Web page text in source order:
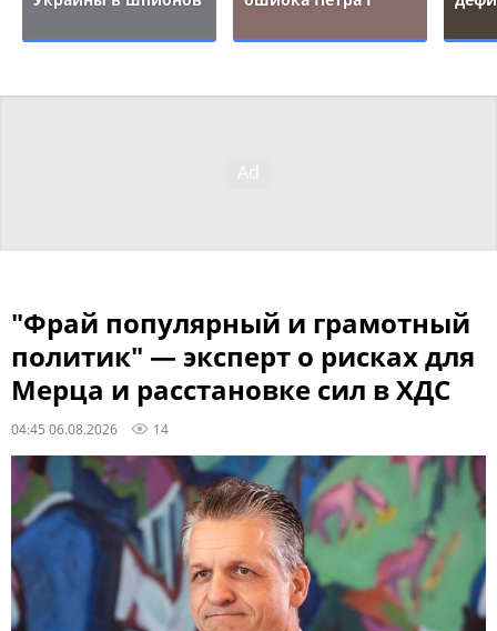
"Фрай популярный и грамотный
политик" — эксперт о рисках для
Мерца и расстановке сил в ХДС
04:45 06.08.2026 14